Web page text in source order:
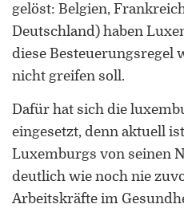
gelöst: Belgien,
Deutschland) haben
diese Besteuerungsregel
nicht greifen soll.
Dafür hat sich die
eingesetzt, denn aktuell
Luxemburgs von seinen
deutlich wie noch nie
Arbeitskräfte im